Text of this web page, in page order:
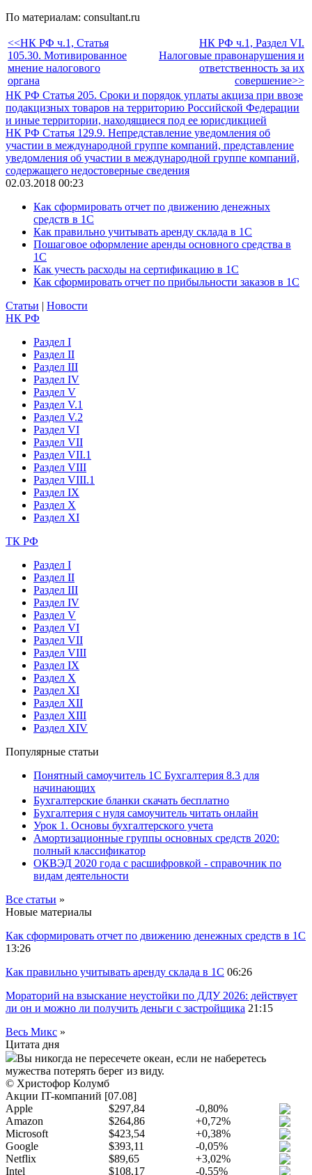
По материалам: consultant.ru
<<НК РФ ч.1, Статья
105.30. Мотивированное
мнение налогового
органа
НК РФ ч.1, Раздел VI.
Налоговые правонарушения и
ответственность за их
совершение>>
НК РФ Статья 205. Сроки и порядок уплаты акциза при ввозе
подакцизных товаров на территорию Российской Федерации
и иные территории, находящиеся под ее юрисдикцией
НК РФ Статья 129.9. Непредставление уведомления об
участии в международной группе компаний, представление
уведомления об участии в международной группе компаний,
содержащего недостоверные сведения
02.03.2018 00:23
Как сформировать отчет по движению денежных
средств в 1С
Как правильно учитывать аренду склада в 1С
Пошаговое оформление аренды основного средства в
1С
Как учесть расходы на сертификацию в 1С
Как сформировать отчет по прибыльности заказов в 1С
Статьи | Новости
НК РФ
Раздел I
Раздел II
Раздел III
Раздел IV
Раздел V
Раздел V.1
Раздел V.2
Раздел VI
Раздел VII
Раздел VII.1
Раздел VIII
Раздел VIII.1
Раздел IX
Раздел X
Раздел XI
ТК РФ
Раздел I
Раздел II
Раздел III
Раздел IV
Раздел V
Раздел VI
Раздел VII
Раздел VIII
Раздел IX
Раздел X
Раздел XI
Раздел XII
Раздел XIII
Раздел XIV
Популярные статьи
Понятный самоучитель 1С Бухгалтерия 8.3 для
начинающих
Бухгалтерские бланки скачать бесплатно
Бухгалтерия с нуля самоучитель читать онлайн
Урок 1. Основы бухгалтерского учета
Амортизационные группы основных средств 2020:
полный классификатор
ОКВЭД 2020 года с расшифровкой - справочник по
видам деятельности
Все статьи »
Новые материалы
Как сформировать отчет по движению денежных средств в 1С
13:26
Как правильно учитывать аренду склада в 1С 06:26
Мораторий на взыскание неустойки по ДДУ 2026: действует
ли он и можно ли получить деньги с застройщика 21:15
Весь Микс »
Цитата дня
Вы никогда не пересечете океан, если не наберетесь
мужества потерять берег из виду.
© Христофор Колумб
Акции IT-компаний [07.08]
Apple
$297,84
-0,80%
Amazon
$264,86
+0,72%
Microsoft
$423,54
+0,38%
Google
$393,11
-0,05%
Netflix
$89,65
+3,02%
Intel
$108,17 -0,55%